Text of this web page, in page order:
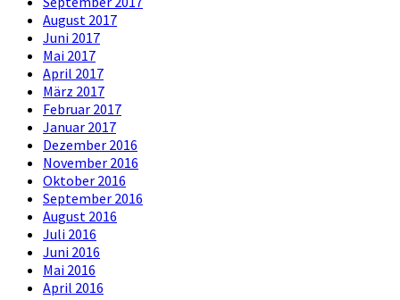
August 2017
Juni 2017
Mai 2017
April 2017
März 2017
Februar 2017
Januar 2017
Dezember 2016
November 2016
Oktober 2016
September 2016
August 2016
Juli 2016
Juni 2016
Mai 2016
April 2016